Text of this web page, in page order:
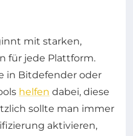
mit starken,
für jede Plattform.
in Bitdefender oder
helfen dabei, diese
sollte man immer
aktivieren,